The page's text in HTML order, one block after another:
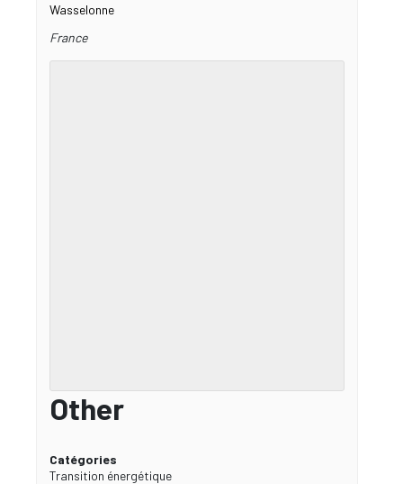
Wasselonne
France
Other
Catégories
Transition énergétique